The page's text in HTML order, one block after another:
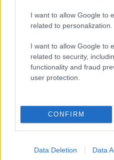
I want to allow Google to
related to personalization.
I want to allow Google to
related to security,
functionality and fraud
user protection.
CONFIRM
Data Deletion Data
Papp László(Fidesz-
innovációra, a kutatás-
átadott szuperszámítógép